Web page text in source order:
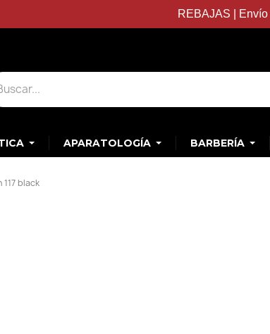
REBAJAS | Envío
APARATOLOGÍA BARBERÍA
black